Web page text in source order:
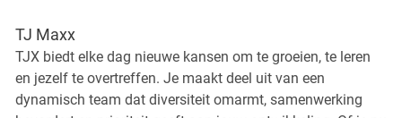
TJ Maxx
TJX biedt elke dag nieuwe kansen om te groeien, te leren
en jezelf te overtreffen. Je maakt deel uit van een
dynamisch team dat diversiteit omarmt, samenwerking